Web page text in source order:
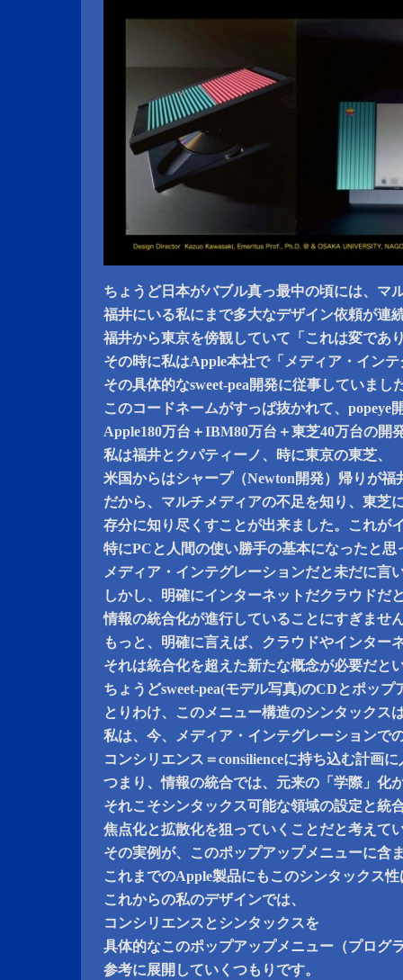
ちょうど日本がバブル真っ最中の頃には、マ
福井にいる私にまで多大なデザイン依頼が連
福井から東京を傍観していて「これは変であ
その時に私はApple本社で「メディア・イン
その具体的なsweet-pea開発に従事していまし
このコードネームがすっぱ抜かれて、popeye
Apple180万台＋IBM80万台＋東芝40万台の開
私は福井とクパティーノ、時に東京の東芝、
米国からはシャープ（Newton開発）帰りが福
だから、マルチメディアの不足を知り、東芝
存分に知り尽くすことが出来ました。これが
特にPCと人間の使い勝手の基本になったと思
メディア・インテグレーションだと未だに言
しかし、明確にインターネットだクラウドだ
情報の統合化が進行していることにすぎませ
もっと、明確に言えば、クラウドやインター
それは統合化を超えた新たな概念が必要だと
ちょうどsweet-pea(モデル写真)のCDとポップ
とりわけ、このメニュー構造のシンタックス
私は、今、メディア・インテグレーションで
コンシリエンス＝consilienceに持ち込む計画
つまり、情報の統合では、元来の「学際」化
それこそシンタックス可能な領域の設定と統
焦点化と拡散化を狙っていくことだと考えて
その実例が、このポップアップメニューに含
これまでのApple製品にもこのシンタックス
これからの私のデザインでは、
コンシリエンスとシンタックスを
具体的なこのポップアップメニュー（プログ
参考に展開していくつもりです。